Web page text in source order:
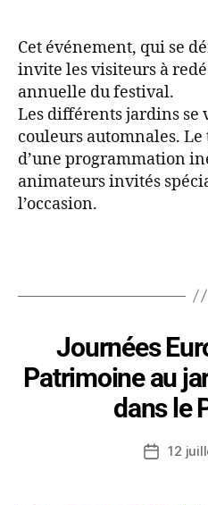
Cet événement, qui se
invite les visiteurs à
annuelle du festival.
Les différents jardins se
couleurs automnales.
d’une programmation
animateurs invités
l’occasion.
Journées
Patrimoine au
dans le
12